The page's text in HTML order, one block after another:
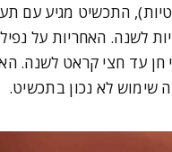
התכשיט מגיע עם
חן עד חצי קראט לשנה.
שימוש לא נכון בתכשיט.